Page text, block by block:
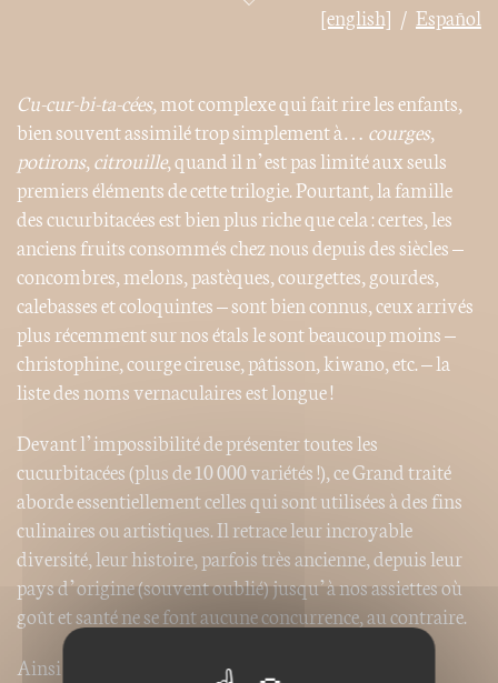
[english] Español
Cu-cur-bi-ta-cées, mot complexe qui fait rire les enfants,
bien souvent assimilé trop simplement à… courges,
potirons,citrouille, quand il n’est pas limité aux seuls
premiers éléments de cette trilogie. Pourtant, la famille
des cucurbitacées est bien plus riche que cela : certes, les
anciens fruits consommés chez nous depuis des siècles –
concombres, melons, pastèques, courgettes, gourdes,
calebasses et coloquintes – sont bien connus, ceux arrivés
plus récemment sur nos étals le sont beaucoup moins –
christophine, courge cireuse, pâtisson, kiwano, etc. – la
liste des noms vernaculaires est longue !
Devant l’impossibilité de présenter toutes les
cucurbitacées (plus de 10 000 variétés !), ce Grand traité
aborde essentiellement celles qui sont utilisées à des fins
culinaires ou artistiques. Il retrace leur incroyable
diversité, leur histoire, parfois très ancienne, depuis leur
pays d’origine (souvent oublié) jusqu’à nos assiettes où
goût et santé ne se font aucune concurrence, au contraire.
Ainsi familiarisé avec les cucurbitacées, le lecteur ne